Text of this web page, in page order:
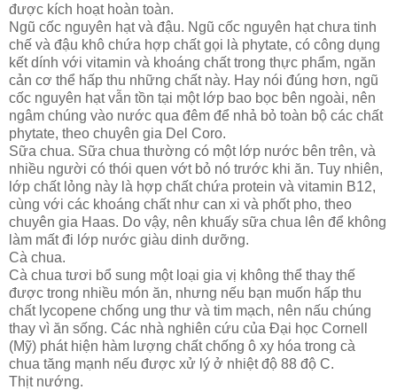
được kích hoạt hoàn toàn.
Ngũ cốc nguyên hạt và đậu. Ngũ cốc nguyên hạt chưa tinh
chế và đậu khô chứa hợp chất gọi là phytate, có công dụng
kết dính với vitamin và khoáng chất trong thực phẩm, ngăn
cản cơ thể hấp thu những chất này. Hay nói đúng hơn, ngũ
cốc nguyên hạt vẫn tồn tại một lớp bao bọc bên ngoài, nên
ngâm chúng vào nước qua đêm để nhả bỏ toàn bộ các chất
phytate, theo chuyên gia Del Coro.
Sữa chua. Sữa chua thường có một lớp nước bên trên, và
nhiều người có thói quen vớt bỏ nó trước khi ăn. Tuy nhiên,
lớp chất lỏng này là hợp chất chứa protein và vitamin B12,
cùng với các khoáng chất như can xi và phốt pho, theo
chuyên gia Haas. Do vậy, nên khuấy sữa chua lên để không
làm mất đi lớp nước giàu dinh dưỡng.
Cà chua.
Cà chua tươi bổ sung một loại gia vị không thể thay thế
được trong nhiều món ăn, nhưng nếu bạn muốn hấp thu
chất lycopene chống ung thư và tim mạch, nên nấu chúng
thay vì ăn sống. Các nhà nghiên cứu của Đại học Cornell
(Mỹ) phát hiện hàm lượng chất chống ô xy hóa trong cà
chua tăng mạnh nếu được xử lý ở nhiệt độ 88 độ C.
Thịt nướng.